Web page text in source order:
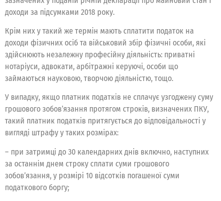
доходи за підсумками 2018 року.
Крім них у такий же термін мають сплатити податок на
доходи фізичних осіб та військовий збір фізичні особи, які
здійснюють незалежну професійну діяльність: приватні
нотаріуси, адвокати, арбітражні керуючі, особи що
займаються науковою, творчою діяльністю, тощо.
У випадку, якщо платник податків не сплачує узгоджену суму
грошового зобов’язання протягом строків, визначених ПКУ,
такий платник податків притягується до відповідальності у
вигляді штрафу у таких розмірах:
– при затримці до 30 календарних днів включно, наступних
за останнім днем строку сплати суми грошового
зобов’язання, у розмірі 10 відсотків погашеної суми
податкового боргу;